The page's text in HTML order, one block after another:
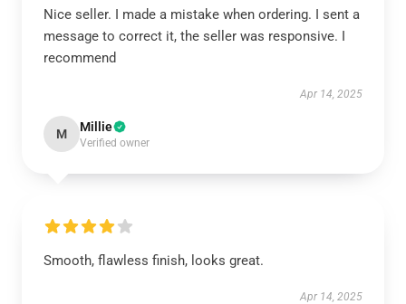
Nice seller. I made a mistake when ordering. I sent a
message to correct it, the seller was responsive. I
recommend
Apr 14, 2025
M Millie
Verified owner
Smooth, flawless finish, looks great.
Apr 14, 2025